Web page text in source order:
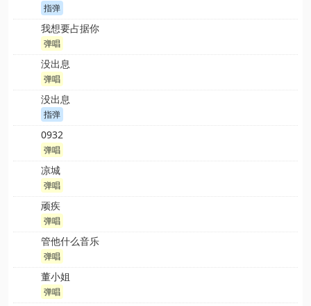
指弹
我想要占据你
弹唱
没出息
弹唱
没出息
指弹
0932
弹唱
凉城
弹唱
顽疾
弹唱
管他什么音乐
弹唱
董小姐
弹唱